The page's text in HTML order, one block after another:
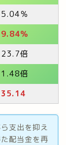
5.04％
9.84％
23.7倍
1.48倍
35.14
支出を抑え
配当金を再